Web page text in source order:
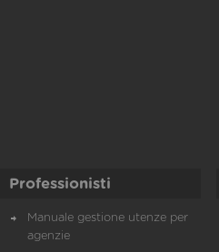
Professionisti
Manuale gestione utenze per
agenzie